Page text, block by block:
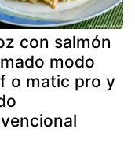
con salmón
modo
o matic pro y